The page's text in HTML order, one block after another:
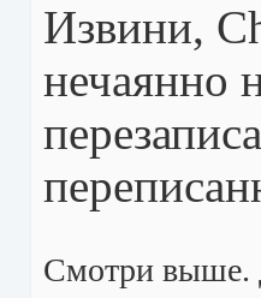
Извини,
нечаянно
Смотри выше.